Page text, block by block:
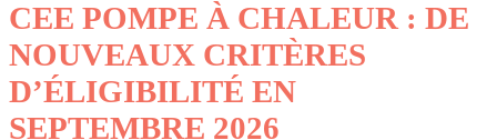
CEE POMPE À CHALEUR : DE
NOUVEAUX CRITÈRES
D’ÉLIGIBILITÉ EN
SEPTEMBRE 2026